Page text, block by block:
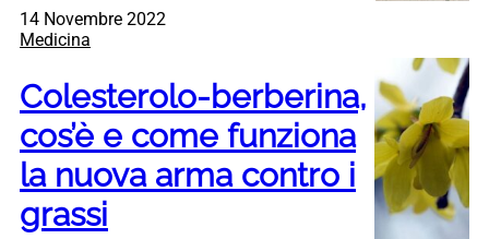
14 Novembre 2022
Medicina
Colesterolo-berberina,
cos’è e come funziona
la nuova arma contro i
grassi